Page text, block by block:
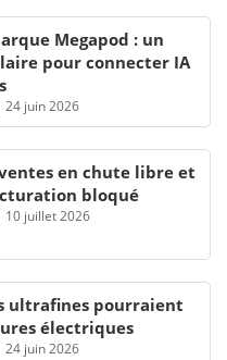
Megapod : un
pour connecter IA
24 juin 2026
en chute libre et
bloqué
10 juillet 2026
ultrafines pourraient
électriques
24 juin 2026